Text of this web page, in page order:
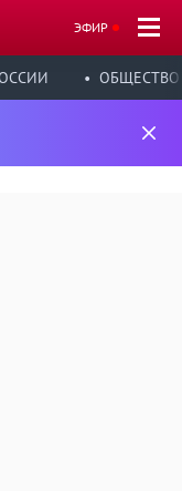
ЭФИР
ОБЩЕСТВО